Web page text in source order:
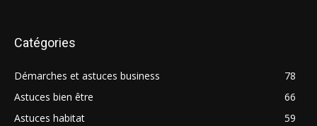
Catégories
Démarches et astuces business
78
Astuces bien être
66
Astuces habitat
59